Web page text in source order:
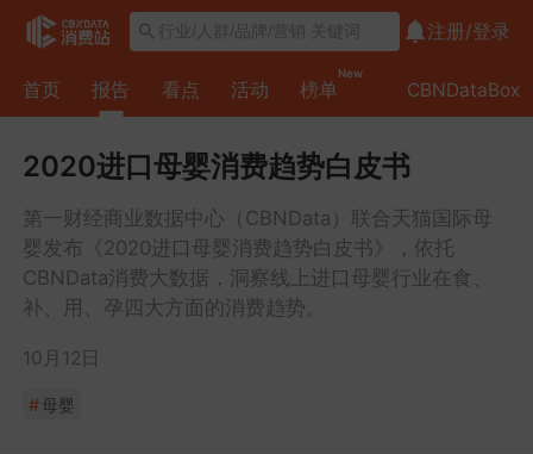
注册/登录
首页 报告 看点 活动 榜单
New
CBNDataBox
2020进口母婴消费趋势白皮书
第一财经商业数据中心（CBNData）联合天猫国际母
婴发布《2020进口母婴消费趋势白皮书》，依托
CBNData消费大数据，洞察线上进口母婴行业在食、
补、用、孕四大方面的消费趋势。
10月12日
# 母婴